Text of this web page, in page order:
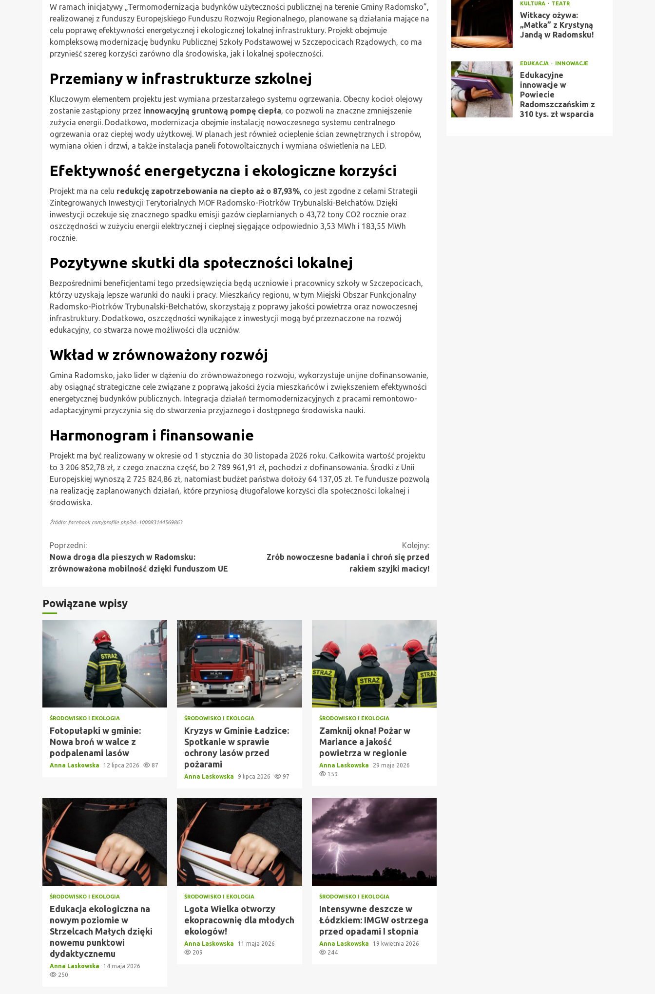
W ramach inicjatywy „Termomodernizacja budynków użyteczności publicznej na terenie Gminy Radomsko”,
realizowanej z funduszy Europejskiego Funduszu Rozwoju Regionalnego, planowane są działania mające na
celu poprawę efektywności energetycznej i ekologicznej lokalnej infrastruktury. Projekt obejmuje
kompleksową modernizację budynku Publicznej Szkoły Podstawowej w Szczepocicach Rządowych, co ma
przynieść szereg korzyści zarówno dla środowiska, jak i lokalnej społeczności.
Przemiany w infrastrukturze szkolnej
Kluczowym elementem projektu jest wymiana przestarzałego systemu ogrzewania. Obecny kocioł olejowy
zostanie zastąpiony przez innowacyjną gruntową pompę ciepła , co pozwoli na znaczne zmniejszenie
zużycia energii. Dodatkowo, modernizacja obejmie instalację nowoczesnego systemu centralnego
ogrzewania oraz ciepłej wody użytkowej. W planach jest również ocieplenie ścian zewnętrznych i stropów,
wymiana okien i drzwi, a także instalacja paneli fotowoltaicznych i wymiana oświetlenia na LED.
Efektywność energetyczna i ekologiczne korzyści
Projekt ma na celu redukcję zapotrzebowania na ciepło aż o 87,93% , co jest zgodne z celami Strategii
Zintegrowanych Inwestycji Terytorialnych MOF Radomsko-Piotrków Trybunalski-Bełchatów. Dzięki
inwestycji oczekuje się znacznego spadku emisji gazów cieplarnianych o 43,72 tony CO2 rocznie oraz
oszczędności w zużyciu energii elektrycznej i cieplnej sięgające odpowiednio 3,53 MWh i 183,55 MWh
rocznie.
Pozytywne skutki dla społeczności lokalnej
Bezpośrednimi beneficjentami tego przedsięwzięcia będą uczniowie i pracownicy szkoły w Szczepocicach,
którzy uzyskają lepsze warunki do nauki i pracy. Mieszkańcy regionu, w tym Miejski Obszar Funkcjonalny
Radomsko-Piotrków Trybunalski-Bełchatów, skorzystają z poprawy jakości powietrza oraz nowoczesnej
infrastruktury. Dodatkowo, oszczędności wynikające z inwestycji mogą być przeznaczone na rozwój
edukacyjny, co stwarza nowe możliwości dla uczniów.
Wkład w zrównoważony rozwój
Gmina Radomsko, jako lider w dążeniu do zrównoważonego rozwoju, wykorzystuje unijne dofinansowanie,
aby osiągnąć strategiczne cele związane z poprawą jakości życia mieszkańców i zwiększeniem efektywności
energetycznej budynków publicznych. Integracja działań termomodernizacyjnych z pracami remontowo-
adaptacyjnymi przyczynia się do stworzenia przyjaznego i dostępnego środowiska nauki.
Harmonogram i finansowanie
Projekt ma być realizowany w okresie od 1 stycznia do 30 listopada 2026 roku. Całkowita wartość projektu
to 3 206 852,78 zł, z czego znaczna część, bo 2 789 961,91 zł, pochodzi z dofinansowania. Środki z Unii
Europejskiej wynoszą 2 725 824,86 zł, natomiast budżet państwa dołoży 64 137,05 zł. Te fundusze pozwolą
na realizację zaplanowanych działań, które przyniosą długofalowe korzyści dla społeczności lokalnej i
środowiska.
Źródło: facebook.com/profile.php?id=100083144569863
Kontynuuj
czytanie
Poprzedni:
Nowa droga dla pieszych w Radomsku:
zrównoważona mobilność dzięki funduszom UE
Kolejny:
Zrób nowoczesne badania i chroń się przed
rakiem szyjki macicy!
Powiązane wpisy
ŚRODOWISKO I EKOLOGIA
Fotopułapki w gminie:
Nowa broń w walce z
podpalenami lasów
Anna Laskowska 12 lipca 2026 87
ŚRODOWISKO I EKOLOGIA
Kryzys w Gminie Ładzice:
Spotkanie w sprawie
ochrony lasów przed
pożarami
Anna Laskowska 9 lipca 2026 97
ŚRODOWISKO I EKOLOGIA
Zamknij okna! Pożar w
Mariance a jakość
powietrza w regionie
Anna Laskowska
29 maja 2026
159
ŚRODOWISKO I EKOLOGIA
Edukacja ekologiczna na
nowym poziomie w
Strzelcach Małych dzięki
nowemu punktowi
dydaktycznemu
Anna Laskowska
14 maja 2026
250
ŚRODOWISKO I EKOLOGIA
Lgota Wielka otworzy
ekopracownię dla młodych
ekologów!
Anna Laskowska
11 maja 2026
209
ŚRODOWISKO I EKOLOGIA
Intensywne deszcze w
Łódzkiem: IMGW ostrzega
przed opadami I stopnia
Anna Laskowska
19 kwietnia 2026
244
KULTURA TEATR
Witkacy ożywa:
„Matka” z Krystyną
Jandą w Radomsku!
EDUKACJA INNOWACJE
Edukacyjne
innowacje w
Powiecie
Radomszczańskim z
310 tys. zł wsparcia